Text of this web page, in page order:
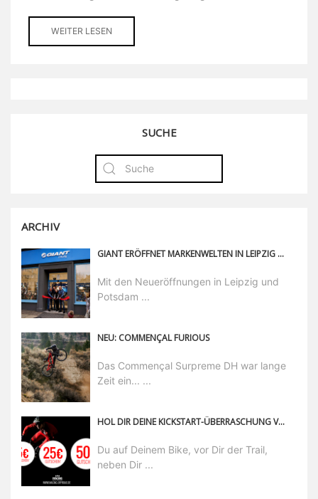
WEITER LESEN
SUCHE
ARCHIV
GIANT ERÖFFNET MARKENWELTEN IN LEIPZIG UND POTSDAM
Mit den Neueröffnungen in Leipzig und
Potsdam ...
NEU: COMMENÇAL FURIOUS
Das Commençal Surpreme DH war lange
Zeit ein... ...
HOL DIR DEINE KICKSTART-ÜBERRASCHUNG VON MACIAG OFFROAD AB!
Du auf Deinem Bike, vor Dir der Trail,
neben Dir ...